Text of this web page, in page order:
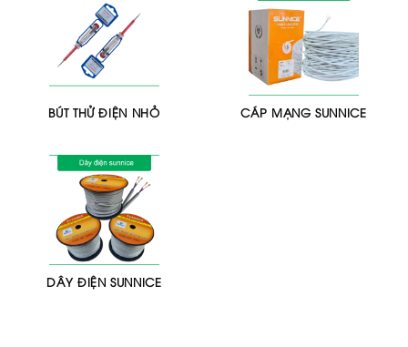
BÚT THỬ ĐIỆN NHỎ CÁP MẠNG SUNNICE
DÂY ĐIỆN SUNNICE